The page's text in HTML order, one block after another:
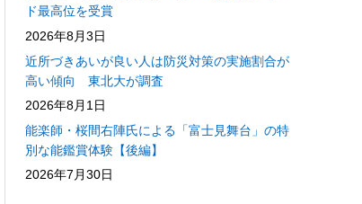
ド最高位を受賞
2026年8月3日
近所づきあいが良い人は防災対策の実施割合が
高い傾向 東北大が調査
2026年8月1日
能楽師・桜間右陣氏による「富士見舞台」の特
別な能鑑賞体験【後編】
2026年7月30日